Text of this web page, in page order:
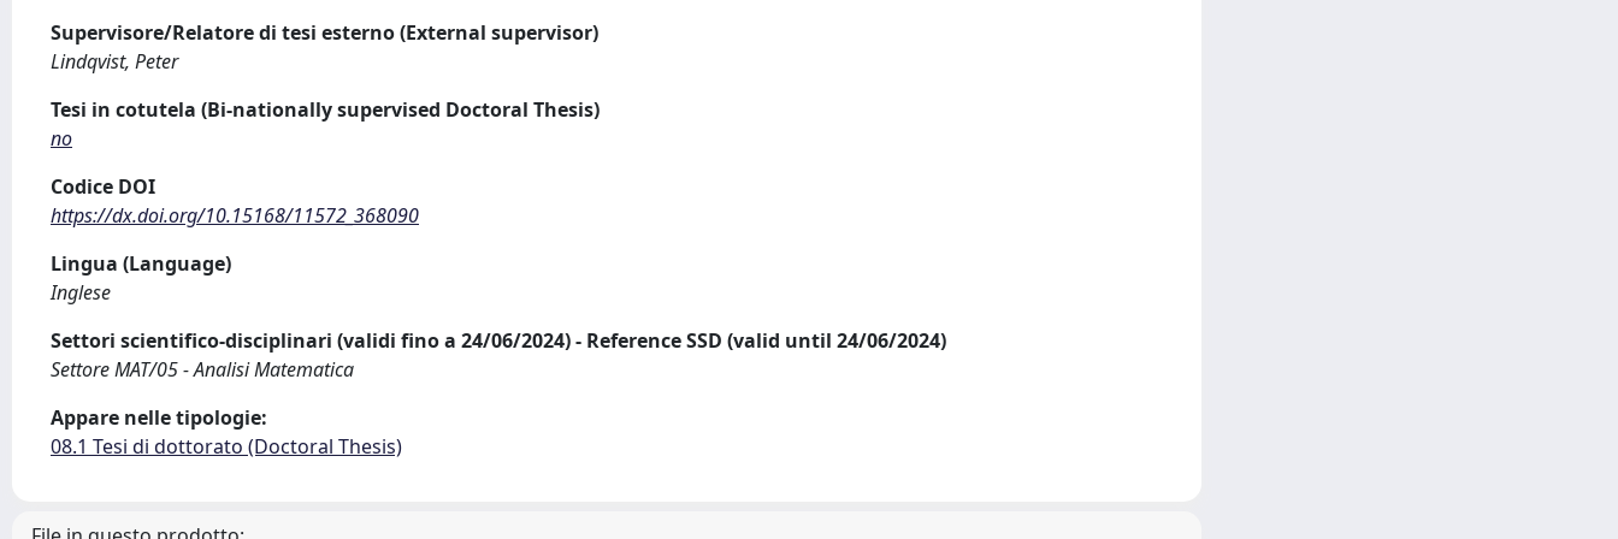
Supervisore/Relatore di tesi esterno (External supervisor)
Lindqvist, Peter
Tesi in cotutela (Bi-nationally supervised Doctoral Thesis)
no
Codice DOI
https://dx.doi.org/10.15168/11572_368090
Lingua (Language)
Inglese
Settori scientifico-disciplinari (validi fino a 24/06/2024) - Reference SSD (valid until 24/06/2024)
Settore MAT/05 - Analisi Matematica
Appare nelle tipologie:
08.1 Tesi di dottorato (Doctoral Thesis)